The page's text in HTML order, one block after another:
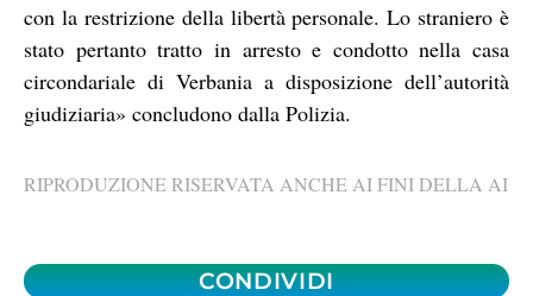
con la restrizione della libertà personale. Lo straniero è
stato pertanto tratto in arresto e condotto nella casa
circondariale di Verbania a disposizione dell’autorità
giudiziaria» concludono dalla Polizia.
RIPRODUZIONE RISERVATA ANCHE AI FINI DELLA AI
CONDIVIDI